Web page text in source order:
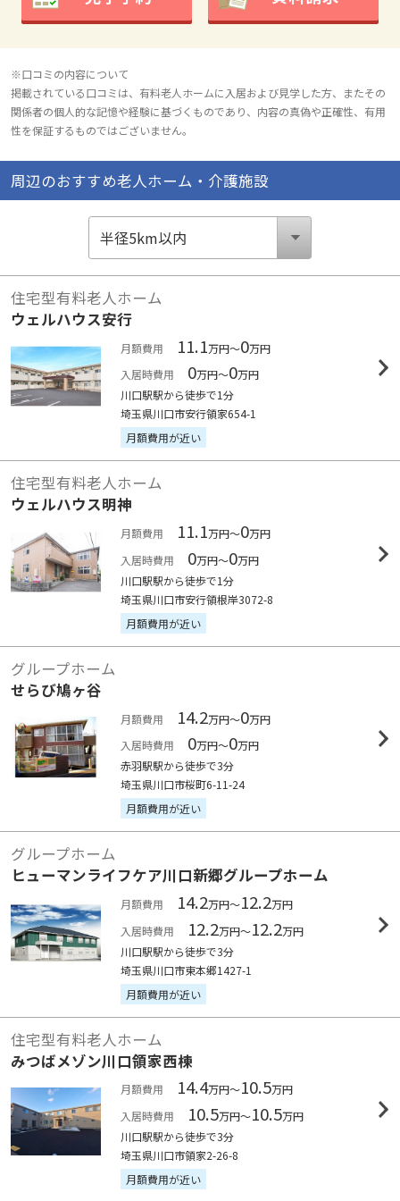
※口コミの内容について
掲載されている口コミは、有料老人ホームに入居および見学した方、またその
関係者の個人的な記憶や経験に基づくものであり、内容の真偽や正確性、有用
性を保証するものではございません。
周辺のおすすめ老人ホーム・介護施設
住宅型有料老人ホーム
ウェルハウス安行
月額費用 11.1万円～0万円
入居時費用
0万円～0万円
川口駅駅から徒歩で1分
埼玉県川口市安行領家654-1
月額費用が近い
住宅型有料老人ホーム
ウェルハウス明神
月額費用 11.1万円～0万円
入居時費用
0万円～0万円
川口駅駅から徒歩で1分
埼玉県川口市安行領根岸3072-8
月額費用が近い
グループホーム
せらび鳩ヶ谷
月額費用 14.2万円～0万円
入居時費用
0万円～0万円
赤羽駅駅から徒歩で3分
埼玉県川口市桜町6-11-24
月額費用が近い
グループホーム
ヒューマンライフケア川口新郷グループホーム
月額費用 14.2万円～12.2万円
入居時費用
12.2万円～12.2万円
川口駅駅から徒歩で3分
埼玉県川口市東本郷1427-1
月額費用が近い
住宅型有料老人ホーム
みつばメゾン川口領家西棟
月額費用 14.4万円～10.5万円
入居時費用
10.5万円～10.5万円
川口駅駅から徒歩で3分
埼玉県川口市領家2-26-8
月額費用が近い